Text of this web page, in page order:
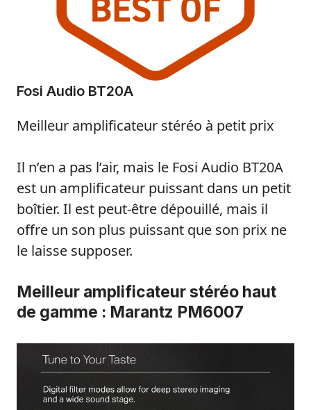
Fosi Audio BT20A
Meilleur amplificateur stéréo à petit prix
Il n’en a pas l’air, mais le Fosi Audio BT20A
est un amplificateur puissant dans un petit
boîtier. Il est peut-être dépouillé, mais il
offre un son plus puissant que son prix ne
le laisse supposer.
Meilleur amplificateur stéréo haut
de gamme : Marantz PM6007